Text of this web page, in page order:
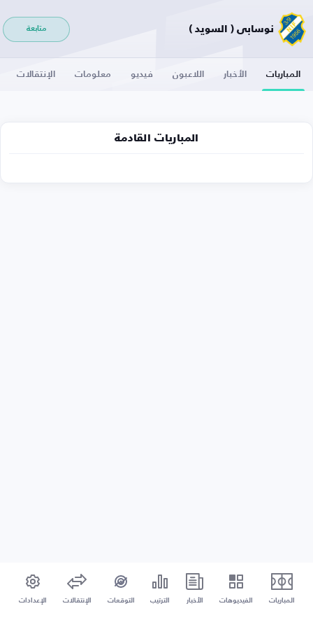
نوسابي ( السويد ) متابعة
المباريات الأخبار اللاعبون فيديو معلومات الإنتقالات
المباريات القادمة
المباريات الفيديوهات الأخبار الترتيب التوقعات الإنتقالات الإعدادات